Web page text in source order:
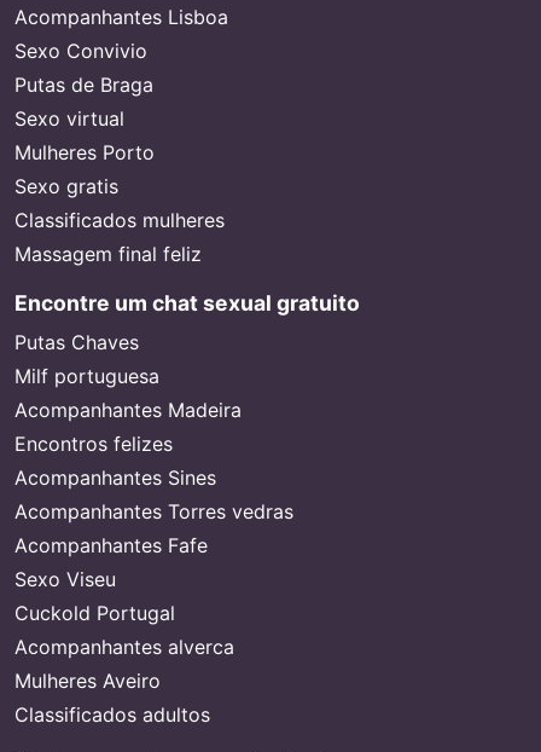
Acompanhantes Lisboa
Sexo Convivio
Putas de Braga
Sexo virtual
Mulheres Porto
Sexo gratis
Classificados mulheres
Massagem final feliz
Encontre um chat sexual gratuito
Putas Chaves
Milf portuguesa
Acompanhantes Madeira
Encontros felizes
Acompanhantes Sines
Acompanhantes Torres vedras
Acompanhantes Fafe
Sexo Viseu
Cuckold Portugal
Acompanhantes alverca
Mulheres Aveiro
Classificados adultos